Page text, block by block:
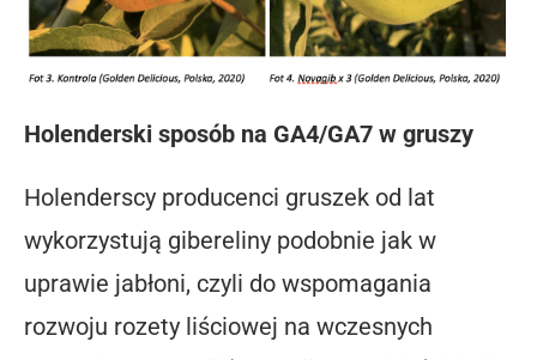
Holenderski sposób na GA4/GA7 w gruszy
Holenderscy producenci gruszek od lat
wykorzystują gibereliny podobnie jak w
uprawie jabłoni, czyli do wspomagania
rozwoju rozety liściowej na wczesnych